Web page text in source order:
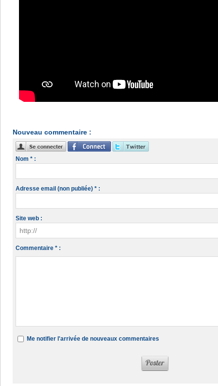
Nouveau commentaire :
Nom * :
Adresse email (non publiée) * :
Site web :
Commentaire * :
Me notifier l'arrivée de nouveaux commentaires